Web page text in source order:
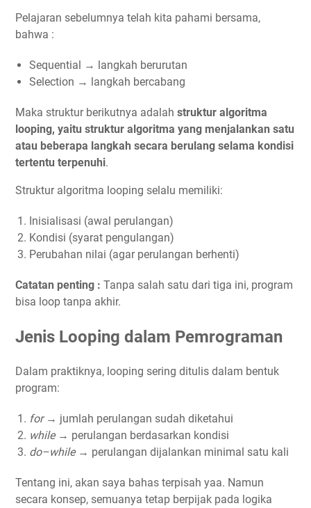
Pelajaran sebelumnya telah kita pahami bersama,
bahwa :
Sequential → langkah berurutan
Selection → langkah bercabang
Maka struktur berikutnya adalah struktur algoritma
looping, yaitu struktur algoritma yang menjalankan satu
atau beberapa langkah secara berulang selama kondisi
tertentu terpenuhi.
Struktur algoritma looping selalu memiliki:
Inisialisasi (awal perulangan)
Kondisi (syarat pengulangan)
Perubahan nilai (agar perulangan berhenti)
Catatan penting : Tanpa salah satu dari tiga ini, program
bisa loop tanpa akhir.
Jenis Looping dalam Pemrograman
Dalam praktiknya, looping sering ditulis dalam bentuk
program:
for→ jumlah perulangan sudah diketahui
while→ perulangan berdasarkan kondisi
do–while→ perulangan dijalankan minimal satu kali
Tentang ini, akan saya bahas terpisah yaa. Namun
secara konsep, semuanya tetap berpijak pada logika